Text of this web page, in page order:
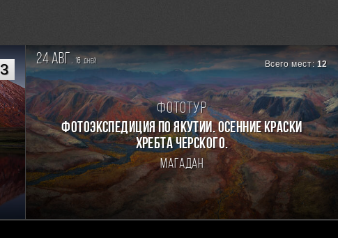
3
24 авг. 16 дней Всего мест: 12
Фототур
ФОТОЭКСПЕДИЦИЯ ПО ЯКУТИИ. ОСЕННИЕ КРАСКИ
ХРЕБТА ЧЕРСКОГО.
Магадан